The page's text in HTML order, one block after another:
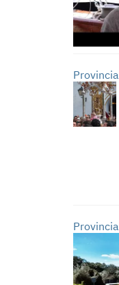
Provincia
Provincia